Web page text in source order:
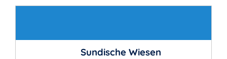
Sundische Wiesen